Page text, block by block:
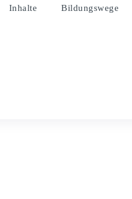
Inhalte Bildungswege